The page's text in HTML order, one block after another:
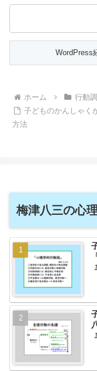
ホーム 行動
子どものかんしゃく
方法
梅津八三の心